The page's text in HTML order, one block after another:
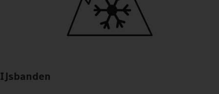
IJsbanden